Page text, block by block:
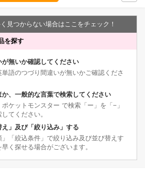
見つからない場合はここをチェック！
を探す
無いか確認してください
語のつづり間違いが無いかご確認くださ
、一般的な言葉で検索してください
ットモンスター で検索「ー」を「−」
てください。
」及び「絞り込み」する
「絞込条件」で絞り込み及び並び替えす
く探せる場合がございます。